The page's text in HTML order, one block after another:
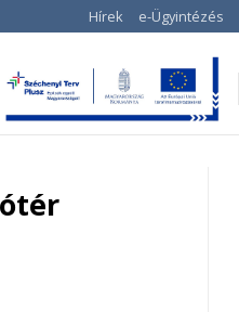
Hírek e-Ügyintézés